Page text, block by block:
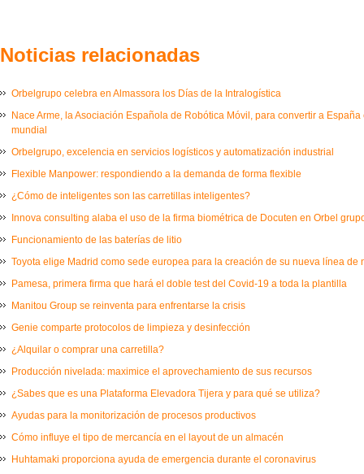
Noticias relacionadas
Orbelgrupo celebra en Almassora los Días de la Intralogística
Nace Arme, la Asociación Española de Robótica Móvil, para convertir a
mundial
Orbelgrupo, excelencia en servicios logísticos y automatización industrial
Flexible Manpower: respondiendo a la demanda de forma flexible
¿Cómo de inteligentes son las carretillas inteligentes?
Innova consulting alaba el uso de la firma biométrica de Docuten en Orbel
Funcionamiento de las baterías de litio
Toyota elige Madrid como sede europea para la creación de su nueva línea de
Pamesa, primera firma que hará el doble test del Covid-19 a toda la plantilla
Manitou Group se reinventa para enfrentarse la crisis
Genie comparte protocolos de limpieza y desinfección
¿Alquilar o comprar una carretilla?
Producción nivelada: maximice el aprovechamiento de sus recursos
¿Sabes que es una Plataforma Elevadora Tijera y para qué se utiliza?
Ayudas para la monitorización de procesos productivos
Cómo influye el tipo de mercancía en el layout de un almacén
Huhtamaki proporciona ayuda de emergencia durante el coronavirus